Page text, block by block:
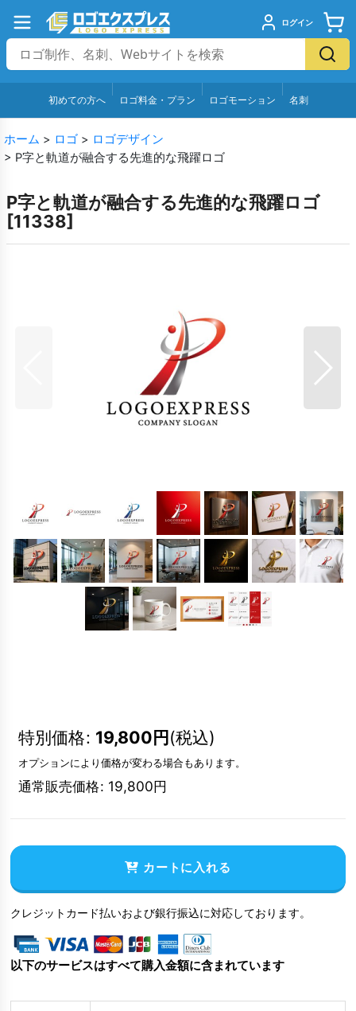
ログイン
初めての方へ ロゴ料金・プラン ロゴモーション 名刺
ホーム > ロゴ > ロゴデザイン
> P字と軌道が融合する先進的な飛躍ロゴ
P字と軌道が融合する先進的な飛躍ロゴ
[11338]
特別価格: 19,800円(税込)
オプションにより価格が変わる場合もあります。
通常販売価格: 19,800円
カートに入れる
クレジットカード払いおよび銀行振込に対応しております。
以下のサービスはすべて購入金額に含まれています